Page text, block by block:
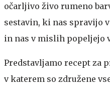
očarljivo živo rumeno
sestavin, ki nas spravijo
in nas v mislih popeljejo
Predstavljamo recept za
v katerem so združene